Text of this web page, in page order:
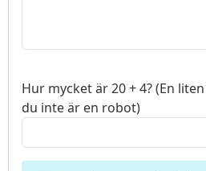
Hur mycket är 20 + 4? (En
du inte är en robot)